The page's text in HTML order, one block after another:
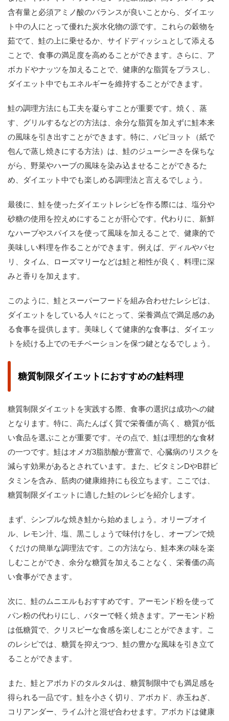
含有量と必須アミノ酸のバランスが良いことから、ダイエッ
ト中の人にとって優れた炭水化物の源です。これらの穀物を
茹でて、鮭の上に乗せるか、サイドディッシュとして添える
ことで、食事の満足度を高めることができます。さらに、ア
ボカドやナッツを加えることで、健康的な脂質をプラスし、
ダイエット中でもエネルギーを維持することができます。
鮭の調理方法にも工夫を凝らすことが重要です。焼く、蒸
す、グリルするなどの方法は、余分な脂質を加えずに鮭本来
の風味を引き出すことができます。特に、パピヨット（紙で
包んで蒸し焼きにする方法）は、鮭のジューシーさを保ちな
がら、野菜やハーブの風味を染み込ませることができるた
め、ダイエット中でも楽しめる調理法と言えるでしょう。
最後に、鮭を使ったダイエットレシピを作る際には、塩分や
砂糖の使用を控えめにすることが肝心です。代わりに、新鮮
なハーブやスパイスを使って風味を加えることで、健康的で
美味しい料理を作ることができます。例えば、ディルやパセ
リ、タイム、ローズマリーなどは鮭と相性が良く、料理に深
みと香りを加えます。
このように、鮭とスーパーフードを組み合わせたレシピは、
ダイエットをしている人々にとって、栄養満点で満足感のあ
る食事を提供します。美味しくて健康的な食事は、ダイエッ
トを続ける上でのモチベーションを保つ鍵となるでしょう。
糖質制限ダイエットにおすすめの鮭料理
糖質制限ダイエットを実践する際、食事の選択は成功への鍵
となります。特に、高たんぱく質で栄養価が高く、糖質が低
い食品を選ぶことが重要です。その点で、鮭は理想的な食材
の一つです。鮭はオメガ3脂肪酸が豊富で、心臓病のリスクを
減らす効果があるとされています。また、ビタミンDやB群ビ
タミンを含み、筋肉の健康維持にも役立ちます。ここでは、
糖質制限ダイエットに適した鮭のレシピを紹介します。
まず、シンプルな焼き鮭から始めましょう。オリーブオイ
ル、レモン汁、塩、黒こしょうで味付けをし、オーブンで焼
くだけの簡単な調理法です。この方法なら、鮭本来の味を楽
しむことができ、余分な糖質を加えることなく、栄養価の高
い食事ができます。
次に、鮭のムニエルもおすすめです。アーモンド粉を使って
パン粉の代わりにし、バターで軽く焼きます。アーモンド粉
は低糖質で、クリスピーな食感を楽しむことができます。こ
のレシピでは、糖質を抑えつつ、鮭の豊かな風味を引き立て
ることができます。
また、鮭とアボカドのタルタルは、糖質制限中でも満足感を
得られる一品です。鮭を小さく切り、アボカド、赤玉ねぎ、
コリアンダー、ライム汁と混ぜ合わせます。アボカドは健康